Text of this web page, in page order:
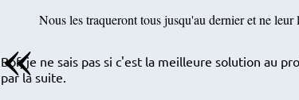
Nous les traqueront tous jusqu'au dernier et ne leur
Bof, je ne sais pas si c'est la meilleure solution au
par la suite.